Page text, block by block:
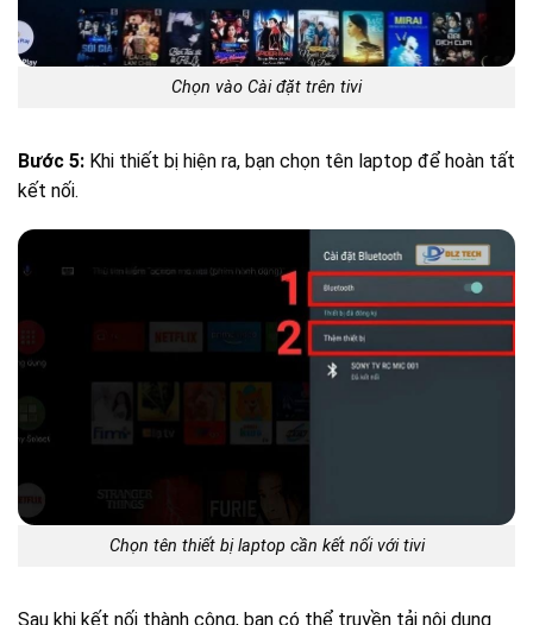
Chọn vào Cài đặt trên tivi
Bước 5: Khi thiết bị hiện ra, bạn chọn tên laptop để hoàn tất
kết nối.
Chọn tên thiết bị laptop cần kết nối với tivi
Sau khi kết nối thành công, bạn có thể truyền tải nội dung